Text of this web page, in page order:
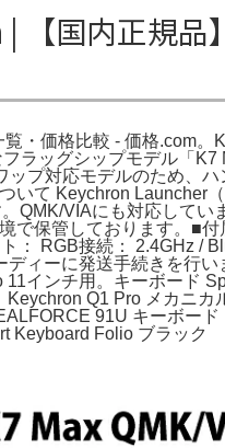
【国内正規品
・価格比較 - 価格.com。
ラッグシップモデル「K7
プ対応モデルのため、
いて Keychron Launcher
QMK/VIAにも対応してい
で保管しております。■
： RGB接続： 2.4GHz /
ーに発送手続きを行い
インチ用。キーボード
Q1 Pro メカニカ
91U キーボー
Keyboard Folio ブラック